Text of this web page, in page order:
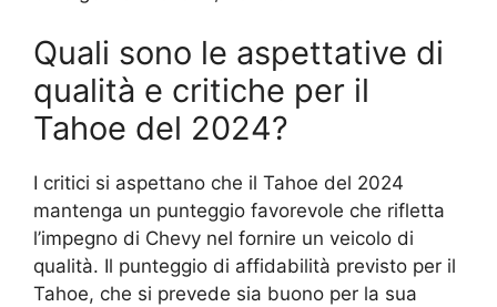
Quali sono le aspettative di
qualità e critiche per il
Tahoe del 2024?
I critici si aspettano che il Tahoe del 2024
mantenga un punteggio favorevole che rifletta
l’impegno di Chevy nel fornire un veicolo di
qualità. Il punteggio di affidabilità previsto per il
Tahoe, che si prevede sia buono per la sua